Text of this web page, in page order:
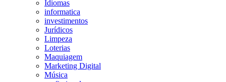
Idiomas
informatica
investimentos
Jurídicos
Limpeza
Loterias
Maquiagem
Marketing Digital
Música